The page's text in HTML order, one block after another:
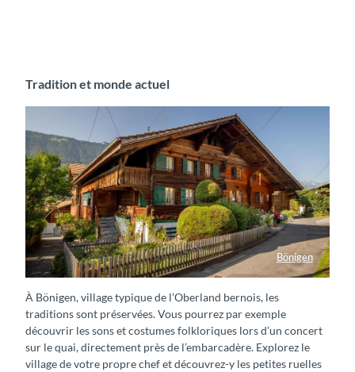
Tradition et monde actuel
Bönigen
Traditionelles Holzhaus in Bönigen
À Bönigen, village typique de l’Oberland bernois, les
traditions sont préservées. Vous pourrez par exemple
découvrir les sons et costumes folkloriques lors d’un concert
sur le quai, directement près de l’embarcadère. Explorez le
village de votre propre chef et découvrez-y les petites ruelles